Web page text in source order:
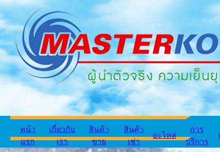
หน้า
แรก
เกี่ยวกับ
เรา
สินค้า
ขาย
สินค้า
เช่า
อะไหล่
การ
บริการ